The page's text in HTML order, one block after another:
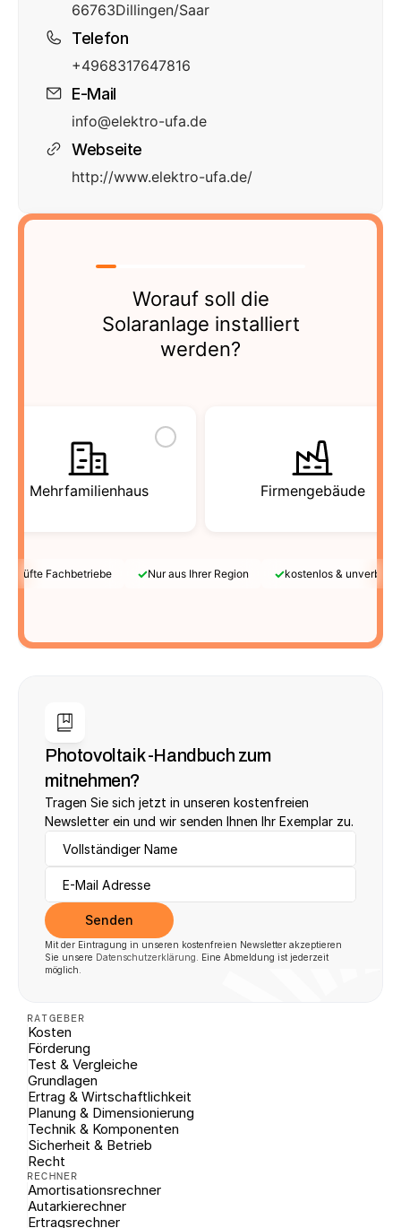
66763Dillingen/Saar
Telefon
+4968317647816
E-Mail
info@elektro-ufa.de
Webseite
http://www.elektro-ufa.de/
Worauf soll die
Solaranlage installiert
werden?
Mehrfamilienhaus Firmengebäude
Fachbetriebe ✓Nur aus Ihrer Region ✓kostenlos &
Photovoltaik -Handbuch zum
mitnehmen?
Tragen Sie sich jetzt in unseren kostenfreien
Newsletter ein und wir senden Ihnen Ihr Exemplar zu.
Senden
Mit der Eintragung in unseren kostenfreien Newsletter akzeptieren
Sie unsere Datenschutzerklärung . Eine Abmeldung ist jederzeit
möglich.
RATGEBER
Kosten
Förderung
Test & Vergleiche
Grundlagen
Ertrag & Wirtschaftlichkeit
Planung & Dimensionierung
Technik & Komponenten
Sicherheit & Betrieb
Recht
RECHNER
Amortisationsrechner
Autarkierechner
Ertragsrechner